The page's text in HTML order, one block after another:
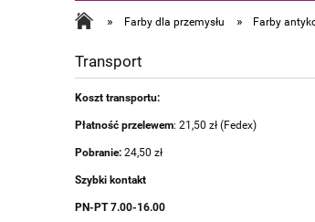
» Farby dla przemysłu » Farby
Transport
Koszt transportu:
Płatność przelewem: 21,50 zł (Fedex)
Pobranie: 24,50 zł
Szybki kontakt
PN-PT 7.00-16.00